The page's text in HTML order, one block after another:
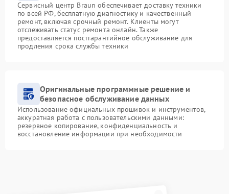
Сервисный центр Braun обеспечивает доставку техники
по всей РФ, бесплатную диагностику и качественный
ремонт, включая срочный ремонт. Клиенты могут
отслеживать статус ремонта онлайн. Также
предоставляется постгарантийное обслуживание для
продления срока службы техники
Оригинальные программные решение и
безопасное обслуживание данных
Использование официальных прошивок и инструментов,
аккуратная работа с пользовательскими данными:
резервное копирование, конфиденциальность и
восстановление информации при необходимости